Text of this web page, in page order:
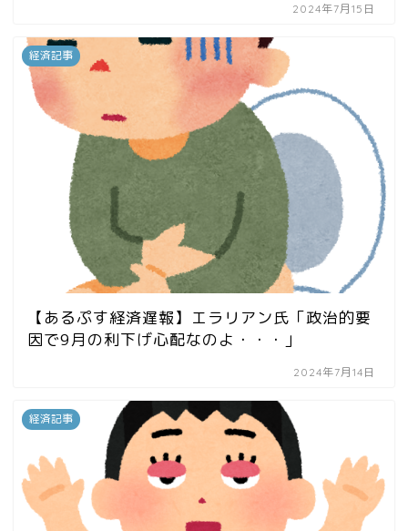
2024年7月15日
経済記事
【あるぷす経済遅報】エラリアン氏「政治的要
因で9月の利下げ心配なのよ・・・」
2024年7月14日
経済記事